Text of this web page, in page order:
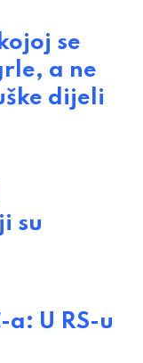
se
a ne
dijeli
su
a: U RS-u